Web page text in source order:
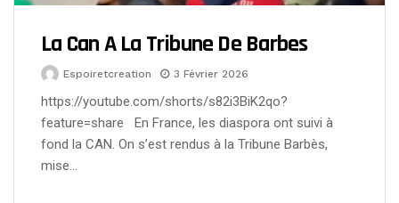
La Can A La Tribune De Barbes
Espoiretcreation 3 Février 2026
https://youtube.com/shorts/s82i3BiK2qo?
feature=share En France, les diaspora ont suivi à
fond la CAN. On s’est rendus à la Tribune Barbès,
mise…